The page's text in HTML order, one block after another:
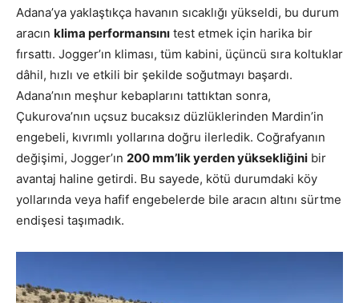
Adana’ya yaklaştıkça havanın sıcaklığı yükseldi, bu durum
aracın klima performansını test etmek için harika bir
fırsattı. Jogger’ın kliması, tüm kabini, üçüncü sıra koltuklar
dâhil, hızlı ve etkili bir şekilde soğutmayı başardı.
Adana’nın meşhur kebaplarını tattıktan sonra,
Çukurova’nın uçsuz bucaksız düzlüklerinden Mardin’in
engebeli, kıvrımlı yollarına doğru ilerledik. Coğrafyanın
değişimi, Jogger’ın 200 mm’lik yerden yüksekliğini bir
avantaj haline getirdi. Bu sayede, kötü durumdaki köy
yollarında veya hafif engebelerde bile aracın altını sürtme
endişesi taşımadık.